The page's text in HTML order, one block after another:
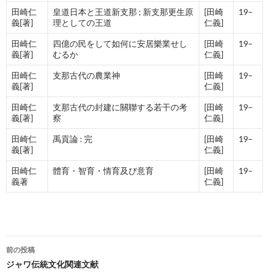
田崎仁
義[著]
皇道日本と王道新支那 ; 新支那更生原
理としての王道
[田崎
仁義]
19–
田崎仁
義[著]
四億の民をして如何に安居樂業せし
むるか
[田崎
仁義]
19–
田崎仁
義[著]
支那古代の農業神
[田崎
仁義]
19–
田崎仁
義[著]
支那古代の封建に關聯する若干の考
察
[田崎
仁義]
19–
田崎仁
義[著]
禹貢論 : 完
[田崎
仁義]
19–
田崎仁
義著
體育・智育・情育及び意育
[田崎
仁義]
19–
投
稿
前の投稿
ジャワ伝統文化関連文献